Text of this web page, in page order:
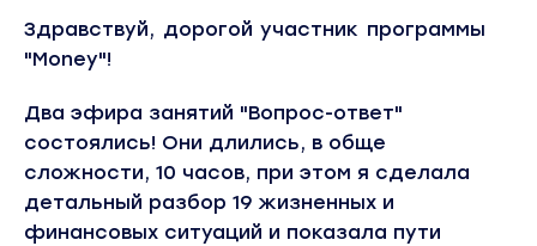
Здравствуй, дорогой участник программы
"Money"!
Два эфира занятий "Вопрос-ответ"
состоялись! Они длились, в обще
сложности, 10 часов, при этом я сделала
детальный разбор 19 жизненных и
финансовых ситуаций и показала пути